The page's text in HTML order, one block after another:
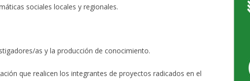
sociales locales y regionales.
as y la producción de conocimiento.
que realicen los integrantes de proyectos radicados en el